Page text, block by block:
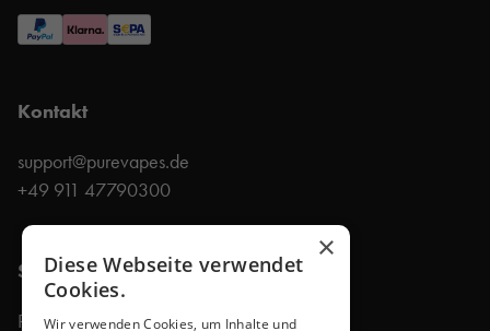
Kontakt
support@purevapes.de
+49 911 47790300
Shop
Produkte
×
Diese Webseite verwendet
Cookies.
Wir verwenden Cookies, um Inhalte und